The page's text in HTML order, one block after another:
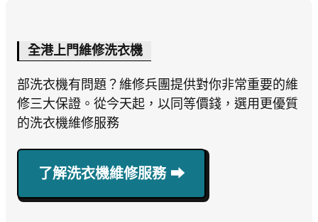
全港上門維修洗衣機
部洗衣機有問題？維修兵團提供對你非常重要的維
修三大保證。從今天起，以同等價錢，選用更優質
的洗衣機維修服務
了解洗衣機維修服務 ⮕